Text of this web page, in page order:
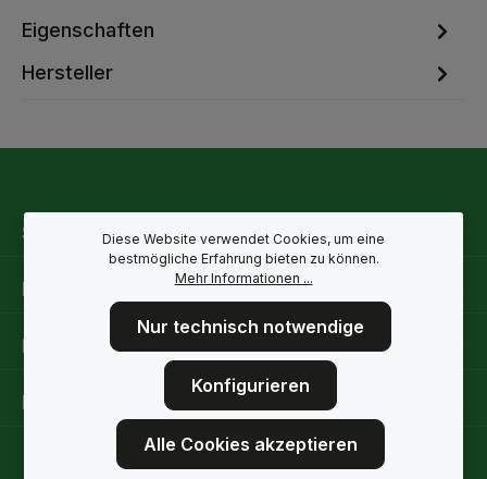
Eigenschaften
Hersteller
Service-Hotline
Rechtliche Hinweise
Informationen
Folge uns
Diese Website verwendet Cookies, um eine
bestmögliche Erfahrung bieten zu können.
Mehr Informationen ...
Nur technisch notwendige
Konfigurieren
Alle Cookies akzeptieren